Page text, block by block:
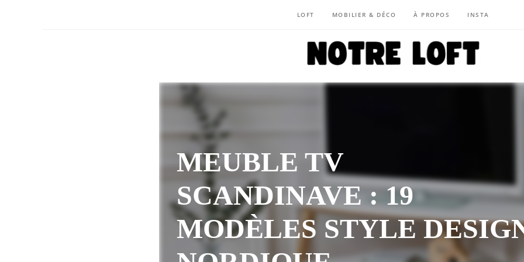
LOFT MOBILIER & DÉCO À PROPOS INSTA
MEUBLE TV
SCANDINAVE : 19
MODÈLES STYLE